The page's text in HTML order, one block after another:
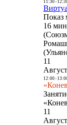
11:30-
Показ
16
11
12:00-
11